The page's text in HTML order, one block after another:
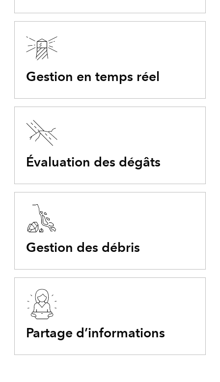
Gestion en temps réel
Évaluation des dégâts
Gestion des débris
Partage d’informations